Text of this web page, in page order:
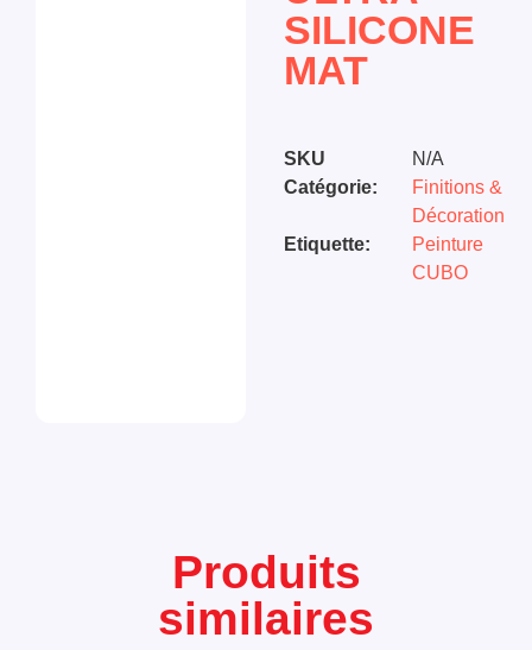
SILICONE
MAT
SKU
N/A
Catégorie:
Finitions &
Décoration
Etiquette:
Peinture
CUBO
Produits
similaires